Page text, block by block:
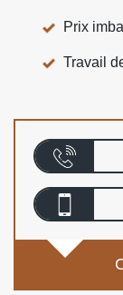
Prix
Travail